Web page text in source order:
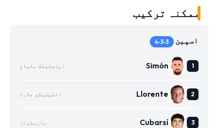
ممکنہ ترکیب
اسپین 4-3-3
Simón ایتھلیٹک بلباؤ
Llorente اٹلیٹیکو مڈرڈ
Cubarsí بارسلونا